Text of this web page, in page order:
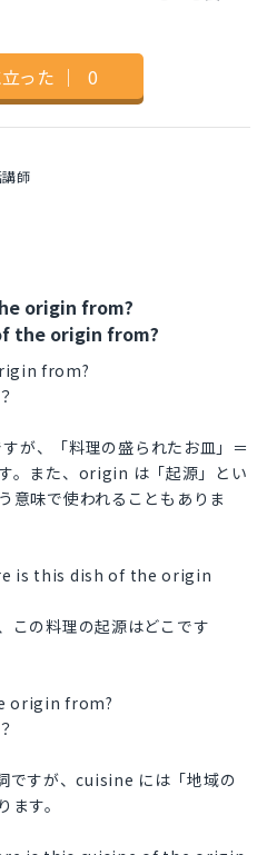
った ｜ 0
師
origin from?
the origin from?
from?
が、「料理の盛られたお皿」＝
。また、origin は「起源」とい
意味で使われることもありま
is this dish of the origin
この料理の起源はどこです
origin from?
ですが、cuisine には「地域の
す。